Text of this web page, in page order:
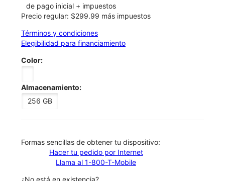
de pago inicial + impuestos
Precio regular: $299.99 más impuestos
Términos y condiciones
Elegibilidad para financiamiento
Color:
Almacenamiento:
256 GB
​​​​​​​Formas sencillas de obtener tu dispositivo:
Hacer tu pedido por Internet
Llama al 1-800-T-Mobile
¿No está en existencia?